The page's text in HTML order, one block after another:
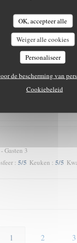
OK, accepteer alle
Weiger alle cookies
Personaliseer
de bescherming van
Cookiebeleid
- Gasten 2
5/5 Keuken:5/5
est une superbe
adapté !
Gasten 3
: 5/5 Keuken : 5/5
1 2 3